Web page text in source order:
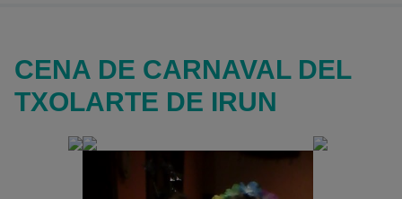
CENA DE CARNAVAL DEL
TXOLARTE DE IRUN